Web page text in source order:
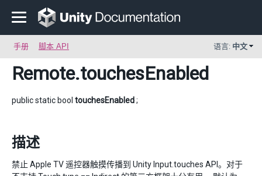
手册 脚本 API 语言: 中文
Remote.touchesEnabled
public static bool touchesEnabled;
描述
禁止 Apple TV 遥控器触摸传播到 Unity Input.touches API。对于